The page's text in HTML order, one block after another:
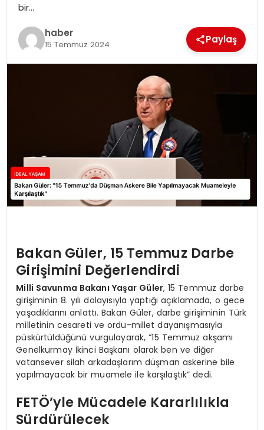
bir…
haber
15 Temmuz 2024 Paylaş
Bakan Güler, 15 Temmuz Darbe
Girişimini Değerlendirdi
Milli Savunma Bakanı Yaşar Güler, 15 Temmuz darbe
girişiminin 8. yılı dolayısıyla yaptığı açıklamada, o gece
yaşadıklarını anlattı. Bakan Güler, darbe girişiminin Türk
milletinin cesareti ve ordu-millet dayanışmasıyla
püskürtüldüğünü vurgulayarak, “15 Temmuz akşamı
Genelkurmay İkinci Başkanı olarak ben ve diğer
vatansever silah arkadaşlarım düşman askerine bile
yapılmayacak bir muamele ile karşılaştık” dedi.
FETÖ’yle Mücadele Kararlılıkla
Sürdürülecek